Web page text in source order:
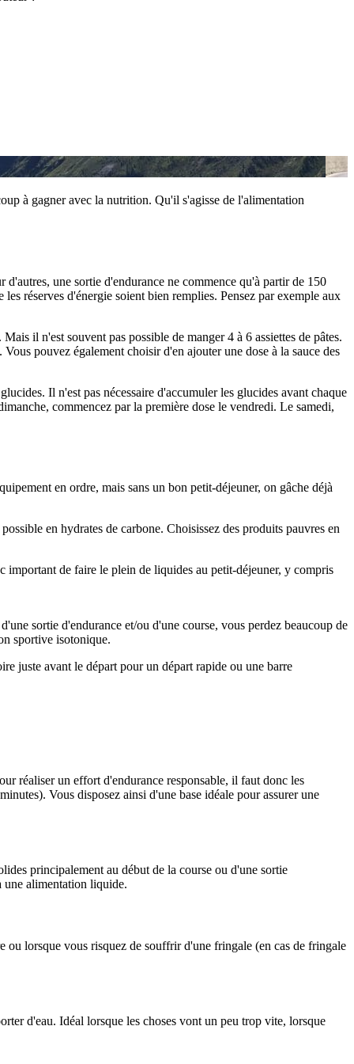
à gagner avec la nutrition. Qu'il s'agisse de l'alimentation
une sortie d'endurance ne commence qu'à partir de 150
réserves d'énergie soient bien remplies. Pensez par exemple aux
il n'est souvent pas possible de manger 4 à 6 assiettes de pâtes.
pouvez également choisir d'en ajouter une dose à la sauce des
Il n'est pas nécessaire d'accumuler les glucides avant chaque
commencez par la première dose le vendredi. Le samedi,
en ordre, mais sans un bon petit-déjeuner, on gâche déjà
en hydrates de carbone. Choisissez des produits pauvres en
de faire le plein de liquides au petit-déjeuner, y compris
sortie d'endurance et/ou d'une course, vous perdez beaucoup de
sportive isotonique.
juste avant le départ pour un départ rapide ou une barre
réaliser un effort d'endurance responsable, il faut donc les
Vous disposez ainsi d'une base idéale pour assurer une
principalement au début de la course ou d'une sortie
une alimentation liquide.
ou lorsque vous risquez de souffrir d'une fringale (en cas de fringale
d'eau. Idéal lorsque les choses vont un peu trop vite, lorsque